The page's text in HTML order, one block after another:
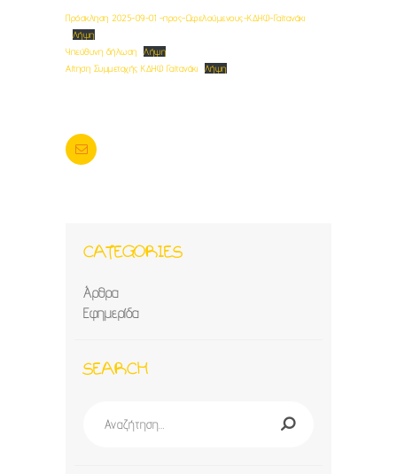
Πρόσκληση 2025-09-01 -προς-Ωφελούμενους-ΚΔΗΦ-Γαϊτανάκι
Λήψη
Υπεύθυνη δήλωση
Λήψη
Αίτηση Συμμετοχής ΚΔΗΦ Γαϊτανάκι
Λήψη
CATEGORIES
Άρθρα
Εφημερίδα
SEARCH